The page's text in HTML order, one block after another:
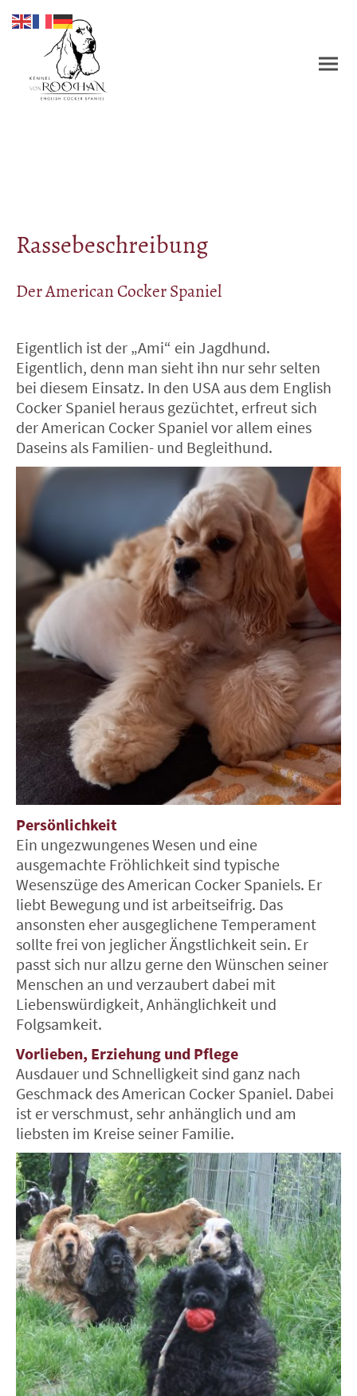
Rassebeschreibung
Der American Cocker Spaniel
Eigentlich ist der „Ami“ ein Jagdhund.
Eigentlich, denn man sieht ihn nur sehr selten
bei diesem Einsatz. In den USA aus dem English
Cocker Spaniel heraus gezüchtet, erfreut sich
der American Cocker Spaniel vor allem eines
Daseins als Familien- und Begleithund.
Persönlichkeit
Ein ungezwungenes Wesen und eine
ausgemachte Fröhlichkeit sind typische
Wesenszüge des American Cocker Spaniels. Er
liebt Bewegung und ist arbeitseifrig. Das
ansonsten eher ausgeglichene Temperament
sollte frei von jeglicher Ängstlichkeit sein. Er
passt sich nur allzu gerne den Wünschen seiner
Menschen an und verzaubert dabei mit
Liebenswürdigkeit, Anhänglichkeit und
Folgsamkeit.
Vorlieben, Erziehung und Pflege
Ausdauer und Schnelligkeit sind ganz nach
Geschmack des American Cocker Spaniel. Dabei
ist er verschmust, sehr anhänglich und am
liebsten im Kreise seiner Familie.